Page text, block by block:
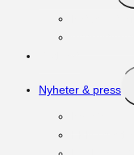
Nyheter & press